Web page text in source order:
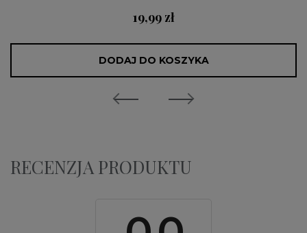
19,99 zł
DODAJ DO KOSZYKA
RECENZJA PRODUKTU